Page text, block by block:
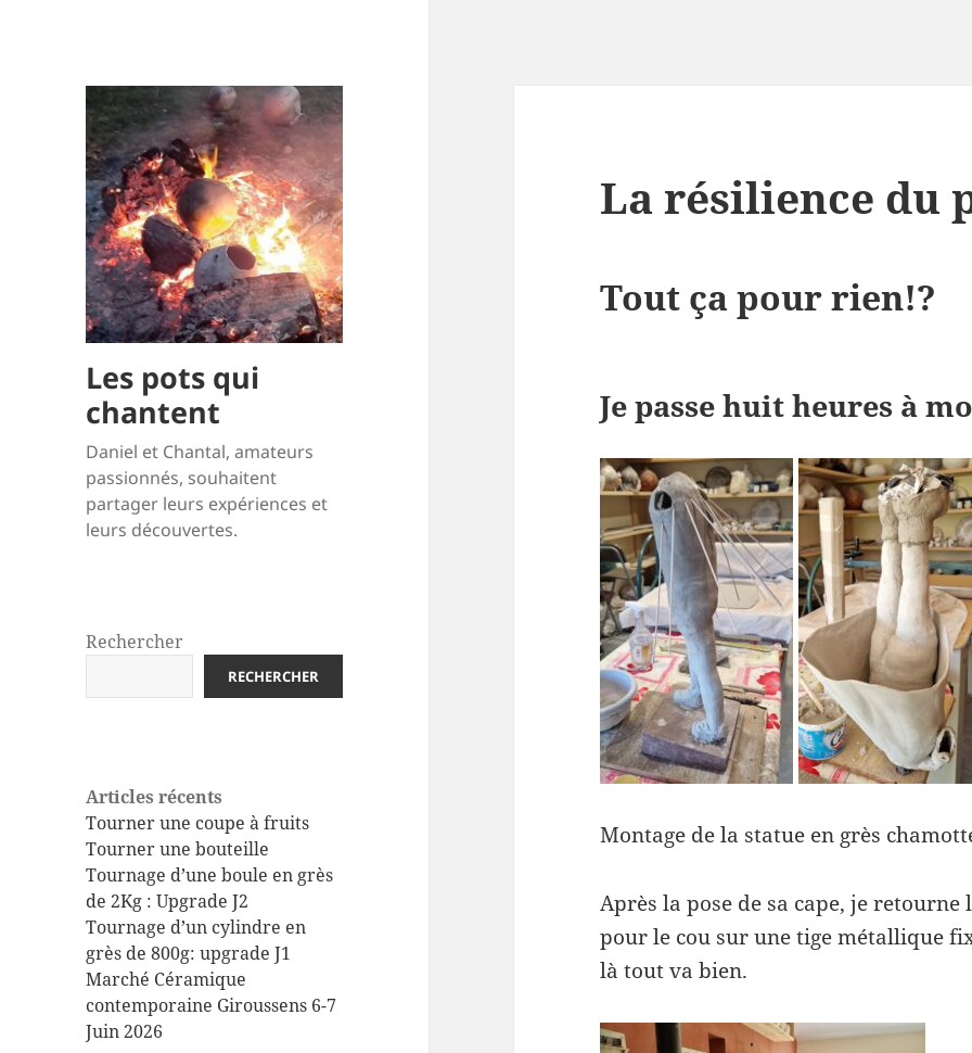
Les pots qui
chantent
Daniel et Chantal, amateurs
passionnés, souhaitent
partager leurs expériences et
leurs découvertes.
Rechercher
RECHERCHER
Articles récents
Tourner une coupe à fruits
Tourner une bouteille
Tournage d’une boule en grès
de 2Kg : Upgrade J2
Tournage d’un cylindre en
grès de 800g: upgrade J1
Marché Céramique
contemporaine Giroussens 6-7
Juin 2026
La résilience du
Tout ça pour rien!?
Je passe huit heures à
Montage de la statue en grès
Après la pose de sa cape, je
pour le cou sur une tige métallique
là tout va bien.